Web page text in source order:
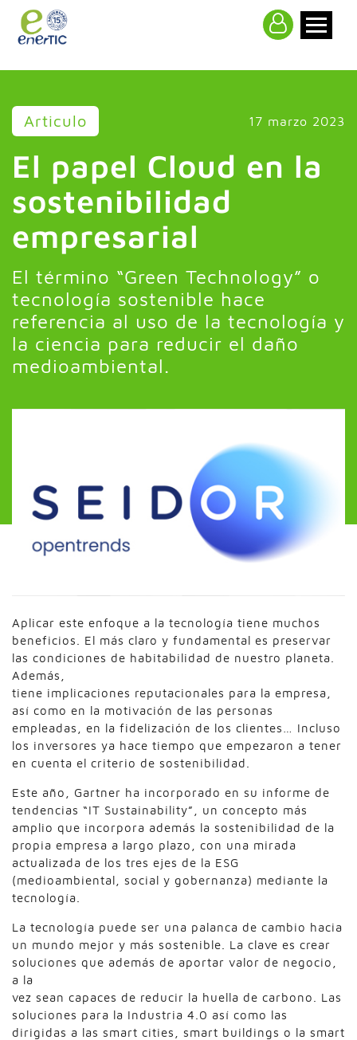
Articulo 17 marzo 2023
El papel Cloud en la
sostenibilidad
empresarial
El término “Green Technology” o
tecnología sostenible hace
referencia al uso de la tecnología y
la ciencia para reducir el daño
medioambiental.
Aplicar este enfoque a la tecnología tiene muchos
beneficios. El más claro y fundamental es preservar
las condiciones de habitabilidad de nuestro planeta.
Además,
tiene implicaciones reputacionales para la empresa,
así como en la motivación de las personas
empleadas, en la fidelización de los clientes… Incluso
los inversores ya hace tiempo que empezaron a tener
en cuenta el criterio de sostenibilidad.
Este año, Gartner ha incorporado en su informe de
tendencias “IT Sustainability”, un concepto más
amplio que incorpora además la sostenibilidad de la
propia empresa a largo plazo, con una mirada
actualizada de los tres ejes de la ESG
(medioambiental, social y gobernanza) mediante la
tecnología.
La tecnología puede ser una palanca de cambio hacia
un mundo mejor y más sostenible. La clave es crear
soluciones que además de aportar valor de negocio,
a la
vez sean capaces de reducir la huella de carbono. Las
soluciones para la Industria 4.0 así como las
dirigidas a las smart cities, smart buildings o la smart